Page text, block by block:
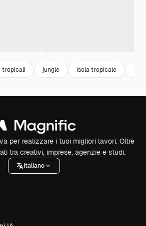
tropicali jungle isola tropicale
per realizzare i tuoi migliori lavori. Oltre
tra creativi, imprese, agenzie e studi.
Italiano